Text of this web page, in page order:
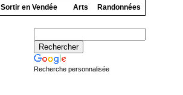
Sortir en Vendée Arts Randonnées
Recherche personnalisée